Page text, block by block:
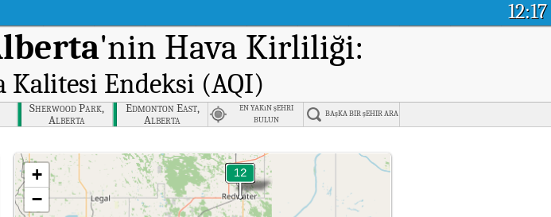
12:17
'nin Hava Kirliliği:
Kalitesi Endeksi (AQI)
Sherwood Park,
Alberta
Edmonton East,
Alberta
EN YAKıN şEHRI
BULUN
BAşKA BIR şEHIR ARA
Zamanlı Hava Kalitesi Endeksi (AQI).
+
−